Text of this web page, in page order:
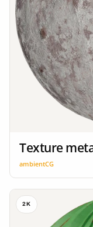
Texture
ambientCG
2K